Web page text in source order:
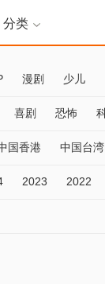
分类
漫剧 少儿
喜剧 恐怖
国香港 中国台湾
2023 2022